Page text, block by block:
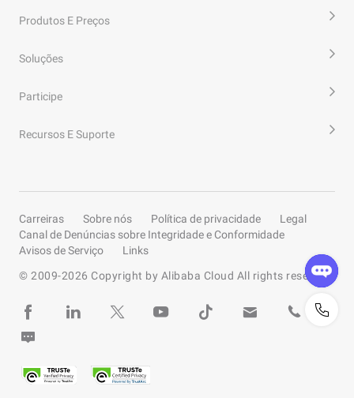
Produtos E Preços
Soluções
Participe
Recursos E Suporte
Carreiras Sobre nós Política de privacidade
Legal
Canal de Denúncias sobre Integridade e Conformidade
Avisos de Serviço
Links
© 2009-2026 Copyright by Alibaba Cloud All rights reserved